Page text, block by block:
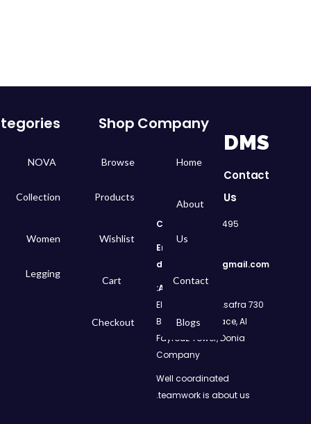
DMS
Contact
Us
Call
: 01050299495
Email:
dms.retail98@gmail.com
Address:
730 El Geish Road, Asafra
Bahri, Elizeh Palace, Al
Fayrouz Tower, Donia
Company
Well coordinated
teamwork is about us.
Company
Home
About
Us
Contact
Blogs
Shop
Browse
Products
Wishlist
Cart
Checkout
NOVA
Collection
Women
Legging